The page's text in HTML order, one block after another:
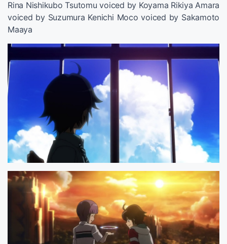
Rina Nishikubo Tsutomu voiced by Koyama Rikiya Amara
voiced by Suzumura Kenichi Moco voiced by Sakamoto
Maaya